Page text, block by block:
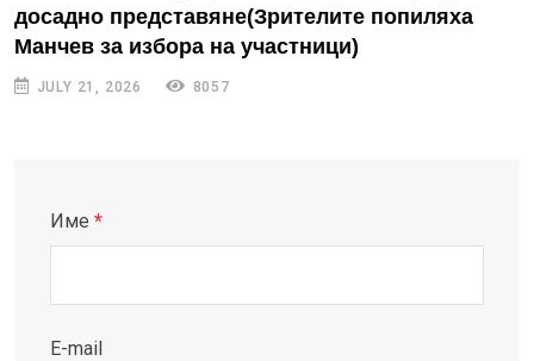
досадно представяне(Зрителите попиляха
Манчев за избора на участници)
JULY 21, 2026 8057
Име *
E-mail